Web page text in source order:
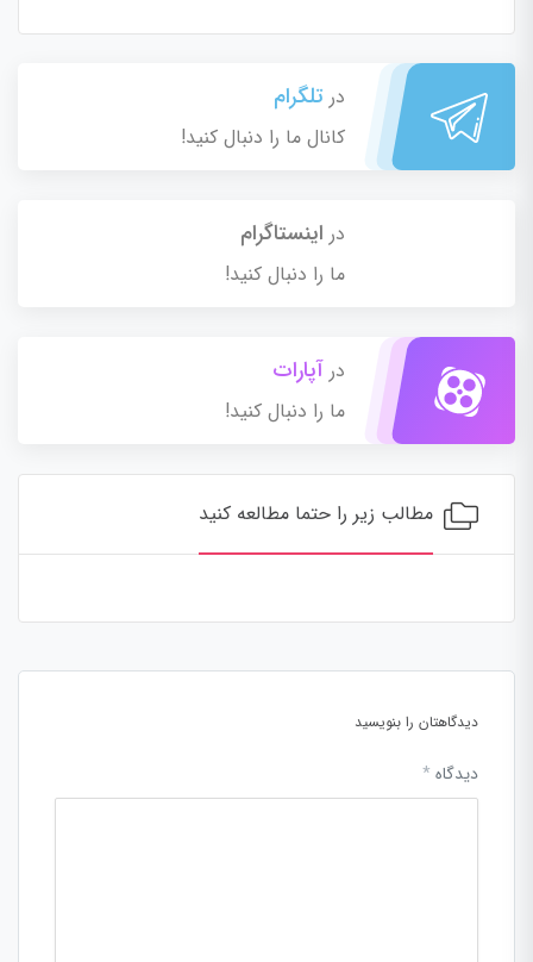
در تلگرام
کانال ما را دنبال کنید!
در اینستاگرام
ما را دنبال کنید!
در آپارات
ما را دنبال کنید!
مطالب زیر را حتما مطالعه کنید
دیدگاهتان را بنویسید
دیدگاه *